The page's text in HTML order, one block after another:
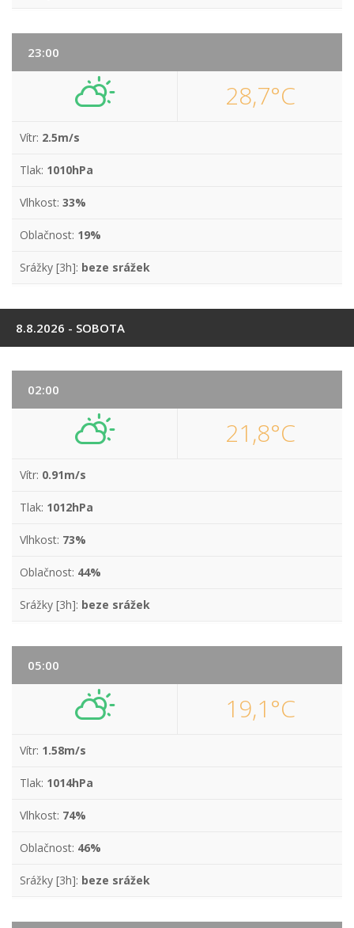
23:00
28,7°C
Vítr: 2.5m/s
Tlak: 1010hPa
Vlhkost: 33%
Oblačnost: 19%
Srážky [3h]: beze srážek
8.8.2026 - SOBOTA
02:00
21,8°C
Vítr: 0.91m/s
Tlak: 1012hPa
Vlhkost: 73%
Oblačnost: 44%
Srážky [3h]: beze srážek
05:00
19,1°C
Vítr: 1.58m/s
Tlak: 1014hPa
Vlhkost: 74%
Oblačnost: 46%
Srážky [3h]: beze srážek